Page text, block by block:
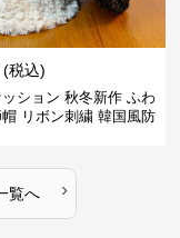
(税込)
ション 秋冬新作 ふわ
リボン刺繍 韓国風防
覧へ ›